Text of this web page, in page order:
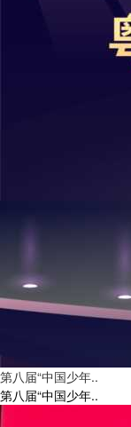
获奖名单+证书领取！
广东演讲学会赋能银发
第八届“中国少年..
第八届“中国少年..